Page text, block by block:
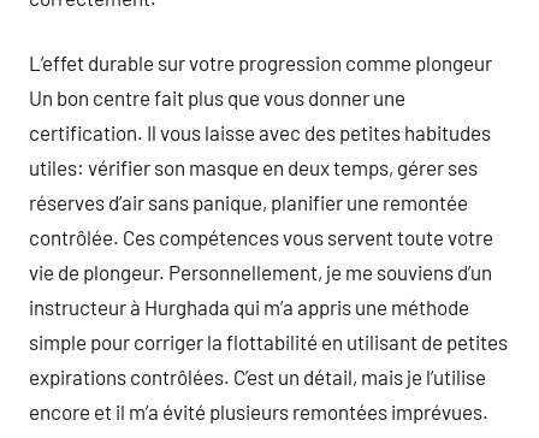
L’effet durable sur votre progression comme plongeur
Un bon centre fait plus que vous donner une
certification. Il vous laisse avec des petites habitudes
utiles: vérifier son masque en deux temps, gérer ses
réserves d’air sans panique, planifier une remontée
contrôlée. Ces compétences vous servent toute votre
vie de plongeur. Personnellement, je me souviens d’un
instructeur à Hurghada qui m’a appris une méthode
simple pour corriger la flottabilité en utilisant de petites
expirations contrôlées. C’est un détail, mais je l’utilise
encore et il m’a évité plusieurs remontées imprévues.